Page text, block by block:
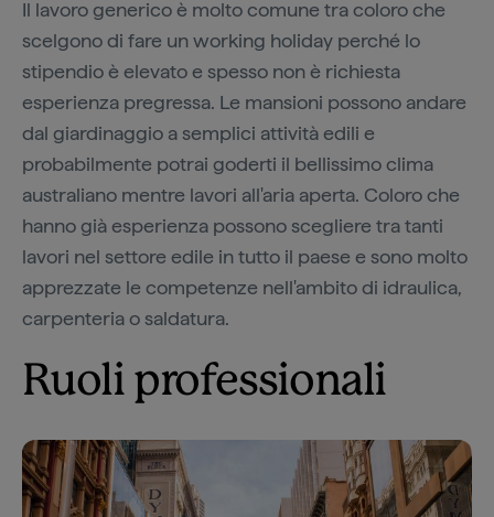
Il lavoro generico è molto comune tra coloro che
scelgono di fare un working holiday perché lo
stipendio è elevato e spesso non è richiesta
esperienza pregressa. Le mansioni possono andare
dal giardinaggio a semplici attività edili e
probabilmente potrai goderti il bellissimo clima
australiano mentre lavori all'aria aperta. Coloro che
hanno già esperienza possono scegliere tra tanti
lavori nel settore edile in tutto il paese e sono molto
apprezzate le competenze nell'ambito di idraulica,
carpenteria o saldatura.
Ruoli professionali